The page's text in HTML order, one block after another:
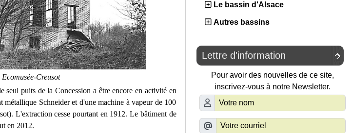
Creusot
seul puits de la Concession a être encore en activité en
métallique Schneider et d'une machine à vapeur de 100
L'extraction cesse pourtant en 1912. Le bâtiment de
en 2012.
Le bassin d'Alsace
Autres bassins

Lettre d'information
Pour avoir des nouvelles de ce site,
inscrivez-vous à notre Newsletter.